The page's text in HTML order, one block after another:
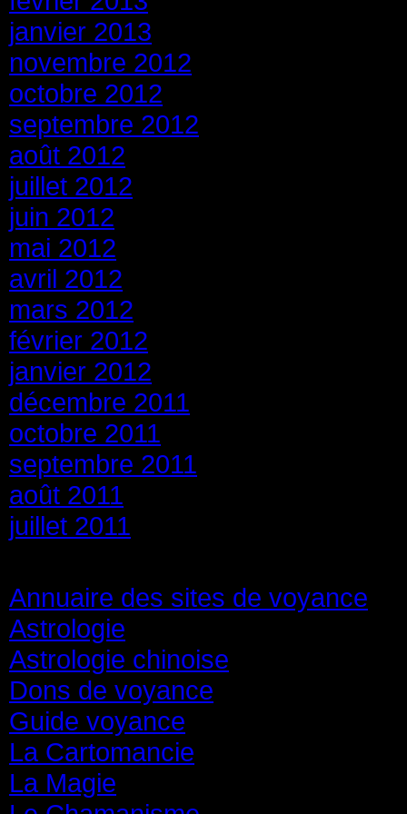
janvier 2013
novembre 2012
octobre 2012
septembre 2012
août 2012
juillet 2012
juin 2012
mai 2012
avril 2012
mars 2012
février 2012
janvier 2012
décembre 2011
octobre 2011
septembre 2011
août 2011
juillet 2011
Annuaire des sites de voyance
Astrologie
Astrologie chinoise
Dons de voyance
Guide voyance
La Cartomancie
La Magie